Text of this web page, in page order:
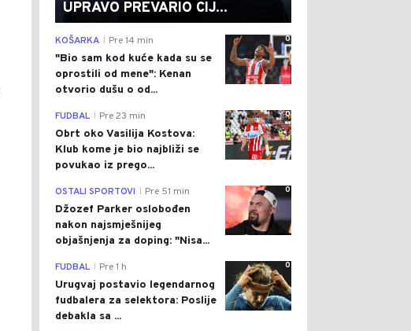
UPRAVO PREVARIO CIJ...
0
KOŠARKA Pre 14 min
"Bio sam kod kuće kada su se
oprostili od mene": Kenan
otvorio dušu o od...
0
FUDBAL Pre 23 min
Obrt oko Vasilija Kostova:
Klub kome je bio najbliži se
povukao iz prego...
0
OSTALI SPORTOVI Pre 51 min
Džozef Parker oslobođen
nakon najsmješnijeg
objašnjenja za doping: "Nisa...
0
FUDBAL Pre 1 h
Urugvaj postavio legendarnog
fudbalera za selektora: Poslije
debakla sa ...